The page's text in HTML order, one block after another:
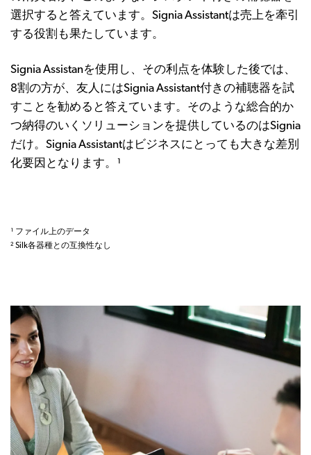
選択すると答えています。Signia Assistantは売上を牽引
する役割も果たしています。
Signia Assistanを使用し、その利点を体験した後では、
8割の方が、友人にはSignia Assistant付きの補聴器を試
すことを勧めると答えています。そのような総合的か
つ納得のいくソリューションを提供しているのはSignia
だけ。Signia Assistantはビジネスにとっても大きな差別
化要因となります。¹
¹ ファイル上のデータ
² Silk各器種との互換性なし